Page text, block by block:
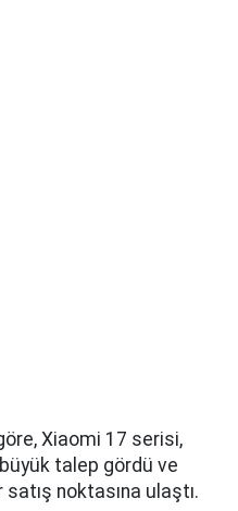
Xiaomi 17 serisi,
talep gördü ve
satış noktasına ulaştı.